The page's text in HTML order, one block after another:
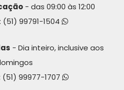
- das 09:00 às 12:00
(51) 99791-1504
- Dia inteiro, inclusive aos
(51) 99977-1707